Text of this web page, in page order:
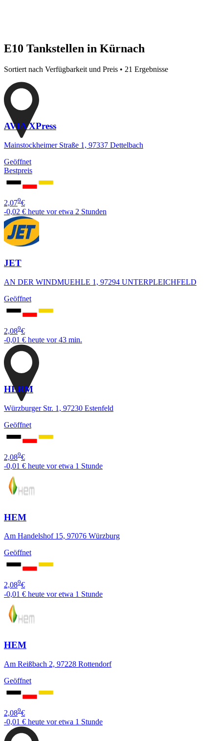
E10 Tankstellen in Kürnach
Sortiert nach Verfügbarkeit und Preis • 21 Ergebnisse
AVIA XPress
Mainstockheimer Straße 1, 97337 Dettelbach
Geöffnet
Bestpreis
2,079€
-0,02 € heute vor etwa 2 Stunden
JET
AN DER WINDMUEHLE 1, 97294 UNTERPLEICHFELD
Geöffnet
2,089€
-0,01 € heute vor 43 min.
HERM
Würzburger Str. 1, 97230 Estenfeld
Geöffnet
2,089€
-0,01 € heute vor etwa 1 Stunde
HEM
Am Handelshof 15, 97076 Würzburg
Geöffnet
2,089€
-0,01 € heute vor etwa 1 Stunde
HEM
Am Reißbach 2, 97228 Rottendorf
Geöffnet
2,089€
-0,01 € heute vor etwa 1 Stunde